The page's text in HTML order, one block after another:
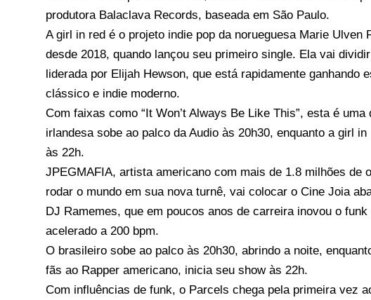
produtora Balaclava Records, baseada em São Paulo.
A girl in red é o projeto indie pop da norueguesa Marie Ulven
desde 2018, quando lançou seu primeiro single. Ela vai
liderada por Elijah Hewson, que está rapidamente ganhando
clássico e indie moderno.
Com faixas como “It Won’t Always Be Like This”, esta é
irlandesa sobe ao palco da Audio às 20h30, enquanto a girl
às 22h.
JPEGMAFIA, artista americano com mais de 1.8 milhões de
rodar o mundo em sua nova turnê, vai colocar o Cine Joia
DJ Ramemes, que em poucos anos de carreira inovou o
acelerado a 200 bpm.
O brasileiro sobe ao palco às 20h30, abrindo a noite,
fãs ao Rapper americano, inicia seu show às 22h.
Com influências de funk, o Parcels chega pela primeira vez